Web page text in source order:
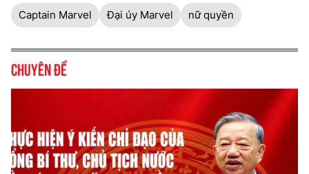
Captain Marvel
Đại úy Marvel nữ quyền
Chuyên đề